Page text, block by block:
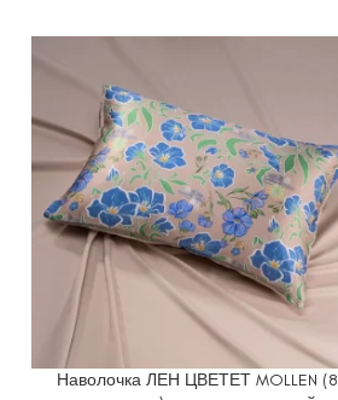
В КОРЗИНУ
Наволочка ЛЕН ЦВЕТЕТ MOLLEN (8